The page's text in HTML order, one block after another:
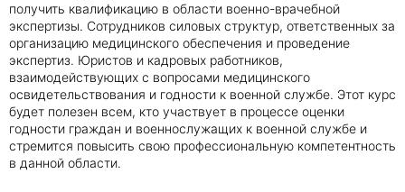
получить квалификацию в области военно-врачебной
экспертизы. Сотрудников силовых структур, ответственных за
организацию медицинского обеспечения и проведение
экспертиз. Юристов и кадровых работников,
взаимодействующих с вопросами медицинского
освидетельствования и годности к военной службе. Этот курс
будет полезен всем, кто участвует в процессе оценки
годности граждан и военнослужащих к военной службе и
стремится повысить свою профессиональную компетентность
в данной области.